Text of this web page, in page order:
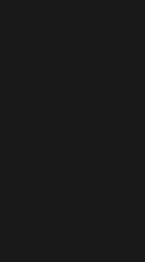
nueva ventana)
ventana)